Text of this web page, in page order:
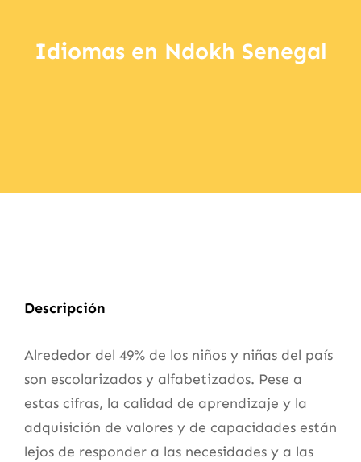
Idiomas en Ndokh Senegal
Descripción
Alrededor del 49% de los niños y niñas del país
son escolarizados y alfabetizados. Pese a
estas cifras, la calidad de aprendizaje y la
adquisición de valores y de capacidades están
lejos de responder a las necesidades y a las